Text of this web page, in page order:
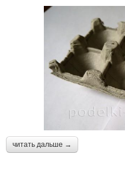
читать дальше →